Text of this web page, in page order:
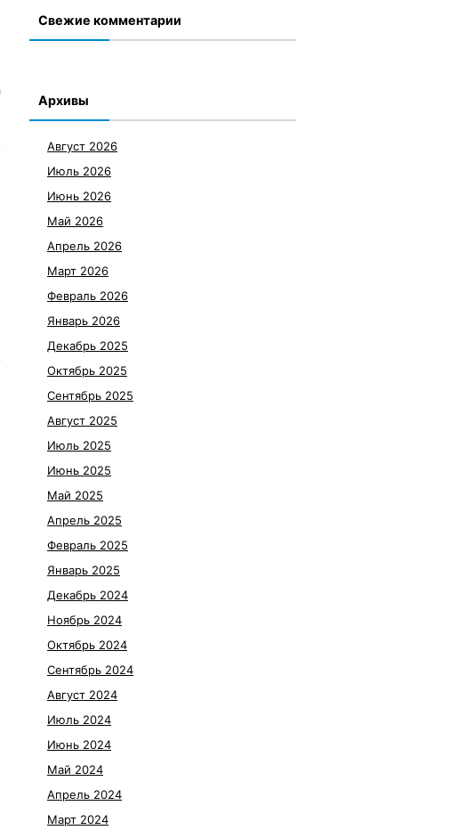
Свежие комментарии
Архивы
Август 2026
Июль 2026
Июнь 2026
Май 2026
Апрель 2026
Март 2026
Февраль 2026
Январь 2026
Декабрь 2025
Октябрь 2025
Сентябрь 2025
Август 2025
Июль 2025
Июнь 2025
Май 2025
Апрель 2025
Февраль 2025
Январь 2025
Декабрь 2024
Ноябрь 2024
Октябрь 2024
Сентябрь 2024
Август 2024
Июль 2024
Июнь 2024
Май 2024
Апрель 2024
Март 2024